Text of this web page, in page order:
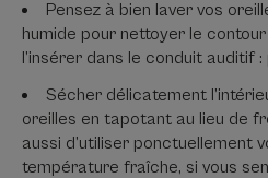
Pensez à bien laver vos
humide pour nettoyer le
l’insérer dans le conduit auditif
Sécher délicatement
oreilles en tapotant au lieu de
aussi d’utiliser ponctuellement
température fraîche, si vous